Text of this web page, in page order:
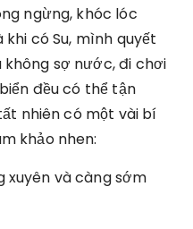
ngừng, khóc lóc
có Su, mình quyết
sợ nước, đi chơi
đều có thể tận
nhiên có một vài bí
khảo nhen:
xuyên và càng sớm